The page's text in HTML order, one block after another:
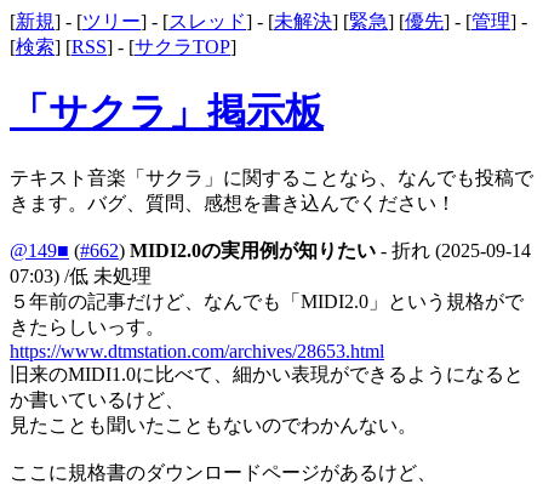
[新規] - [ツリー] - [スレッド] - [未解決] [緊急] [優先] - [管理] -
[検索] [RSS] - [サクラTOP]
「サクラ」掲示板
テキスト音楽「サクラ」に関することなら、なんでも投稿で
きます。バグ、質問、感想を書き込んでください！
@149■ (#662) MIDI2.0の実用例が知りたい - 折れ (2025-09-14
07:03) /低 未処理
５年前の記事だけど、なんでも「MIDI2.0」という規格がで
きたらしいっす。
https://www.dtmstation.com/archives/28653.html
旧来のMIDI1.0に比べて、細かい表現ができるようになると
か書いているけど、
見たことも聞いたこともないのでわかんない。
ここに規格書のダウンロードページがあるけど、